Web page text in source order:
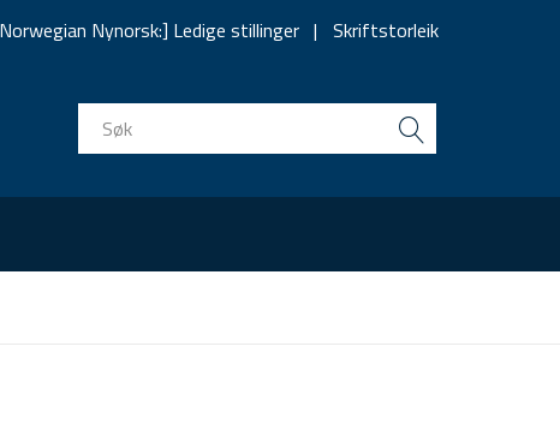
Nynorsk:] Ledige stillinger Skriftstorleik